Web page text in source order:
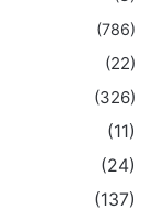
(786)
(22)
(326)
(11)
(24)
(137)